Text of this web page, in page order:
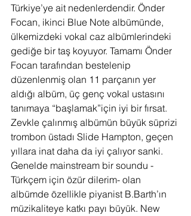
Türkiye’ye ait nedenlerdendir. Önder
Focan, ikinci Blue Note albümünde,
ülkemizdeki vokal caz albümlerindeki
gediğe bir taş koyuyor. Tamamı Önder
Focan tarafından bestelenip
düzenlenmiş olan 11 parçanın yer
aldığı albüm, üç genç vokal ustasını
tanımaya “başlamak”için iyi bir fırsat.
Zevkle çalınmış albümün büyük süprizi
trombon üstadı Slide Hampton, geçen
yıllara inat daha da iyi çalıyor sanki.
Genelde mainstream bir soundu -
Türkçem için özür dilerim- olan
albümde özellikle piyanist B.Barth’ın
müzikaliteye katkı payı büyük. New